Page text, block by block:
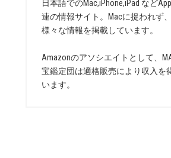
日本語でのMac,iPhone,iPad など
連の情報サイト。Macに捉われず、
様々な情報を掲載しています。
Amazonのアソシエイトとして、
宝鑑定団は適格販売により収入を
います。